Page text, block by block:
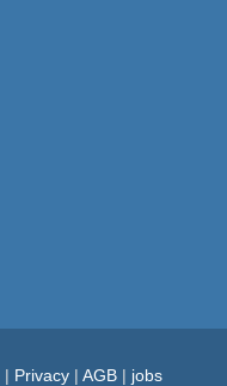
| Privacy| AGB| jobs